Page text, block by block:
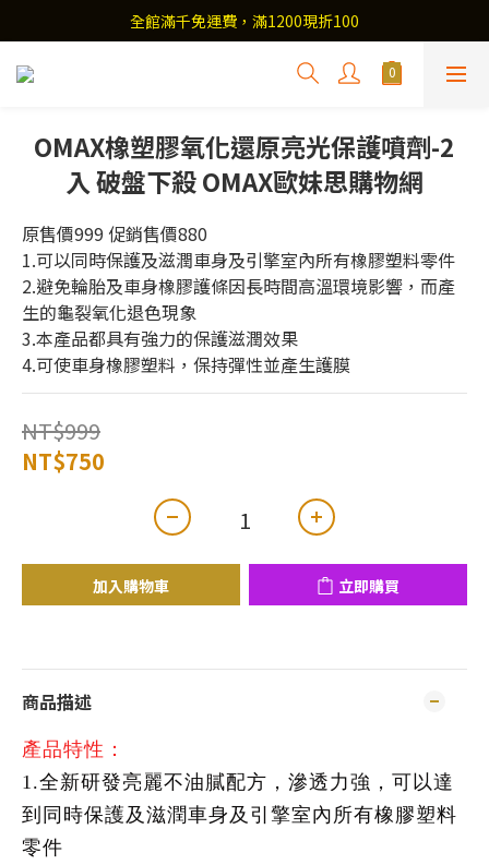
全館滿千免運費，滿1200現折100
OMAX橡塑膠氧化還原亮光保護噴劑-2
入 破盤下殺 OMAX歐妹思購物網
原售價999 促銷售價880
1.可以同時保護及滋潤車身及引擎室內所有橡膠塑料零件
2.避免輪胎及車身橡膠護條因長時間高溫環境影響，而產
生的龜裂氧化退色現象
3.本產品都具有強力的保護滋潤效果
4.可使車身橡膠塑料，保持彈性並產生護膜
NT$999
NT$750
加入購物車 立即購買
商品描述
產品特性：
1.全新研發亮麗不油膩配方，滲透力強，可以達
到同時保護及滋潤車身及引擎室內所有橡膠塑料
零件